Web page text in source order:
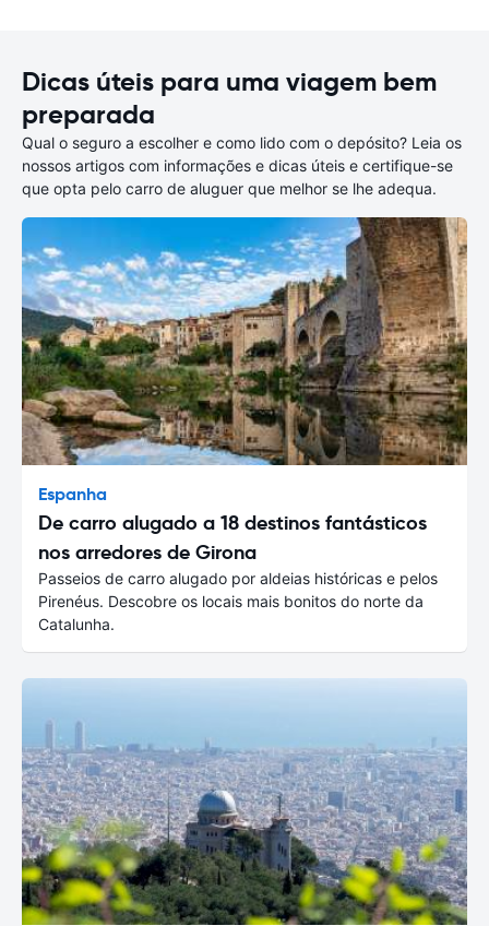
Dicas úteis para uma viagem bem
preparada
Qual o seguro a escolher e como lido com o depósito? Leia os
nossos artigos com informações e dicas úteis e certifique-se
que opta pelo carro de aluguer que melhor se lhe adequa.
Espanha
De carro alugado a 18 destinos fantásticos
nos arredores de Girona
Passeios de carro alugado por aldeias históricas e pelos
Pirenéus. Descobre os locais mais bonitos do norte da
Catalunha.